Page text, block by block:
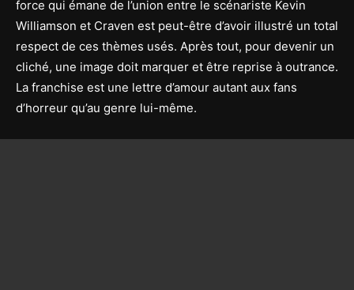
force qui émane de l’union entre le scénariste Kevin
Williamson et Craven est peut-être d’avoir illustré un total
respect de ces thèmes usés. Après tout, pour devenir un
cliché, une image doit marquer et être reprise à outrance.
La franchise est une lettre d’amour autant aux fans
d’horreur qu’au genre lui-même.